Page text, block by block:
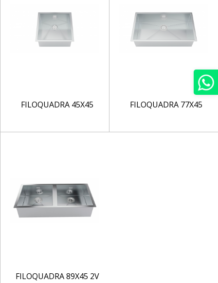
FILOQUADRA 45X45 FILOQUADRA 77X45
FILOQUADRA 89X45 2V